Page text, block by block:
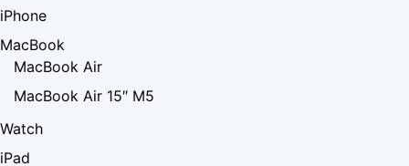
iPhone
MacBook
MacBook Air
MacBook Air 15″ M5
Watch
iPad